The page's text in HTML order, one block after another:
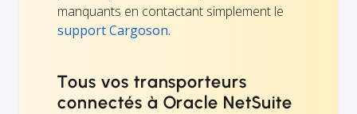
manquants en contactant simplement le
support Cargoson.
Tous vos transporteurs
connectés à Oracle NetSuite